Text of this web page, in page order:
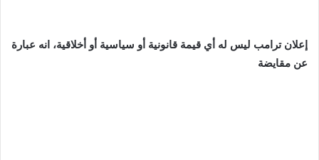
إعلان ترامب ليس له أي قيمة قانونية أو سياسية أو أخلاقية، انه عبارة
عن مقايضة